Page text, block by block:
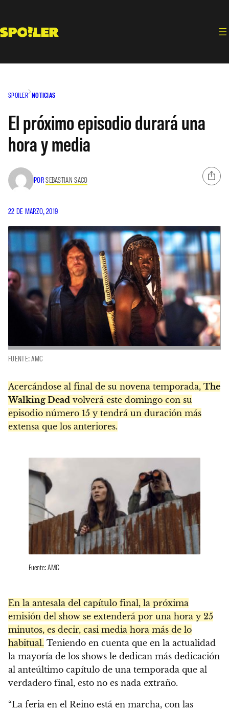
contenido
SPOILER NOTICIAS
El próximo episodio durará una
hora y media
PORSEBASTIAN SACO
22 DE MARZO, 2019
FUENTE: AMC
Acercándose al final de su novena temporada, The
Walking Dead volverá este domingo con su
episodio número 15 y tendrá un duración más
extensa que los anteriores.
Fuente: AMC
En la antesala del capítulo final, la próxima
emisión del show se extenderá por una hora y 25
minutos, es decir, casi media hora más de lo
habitual. Teniendo en cuenta que en la actualidad
la mayoría de los shows le dedican más dedicación
al anteúltimo capítulo de una temporada que al
verdadero final, esto no es nada extraño.
“La feria en el Reino está en marcha, con las